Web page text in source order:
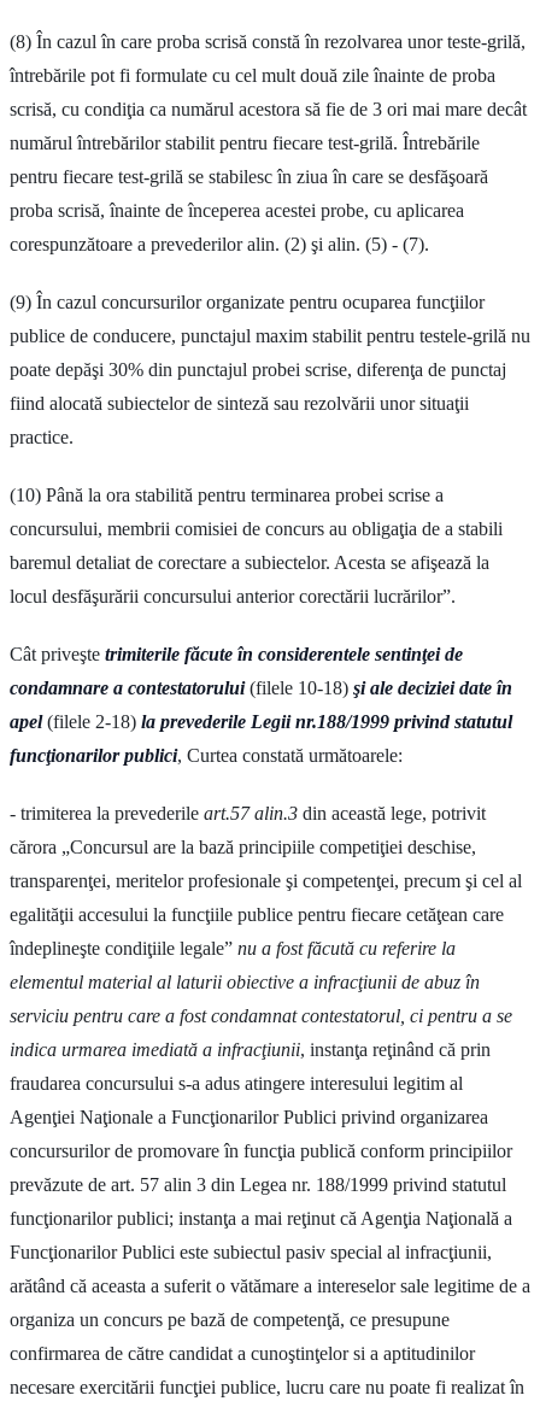
(8) În cazul în care proba scrisă constă în rezolvarea unor teste-grilă,
întrebările pot fi formulate cu cel mult două zile înainte de proba
scrisă, cu condiţia ca numărul acestora să fie de 3 ori mai mare decât
numărul întrebărilor stabilit pentru fiecare test-grilă. Întrebările
pentru fiecare test-grilă se stabilesc în ziua în care se desfăşoară
proba scrisă, înainte de începerea acestei probe, cu aplicarea
corespunzătoare a prevederilor alin. (2) şi alin. (5) - (7).
(9) În cazul concursurilor organizate pentru ocuparea funcţiilor
publice de conducere, punctajul maxim stabilit pentru testele-grilă nu
poate depăşi 30% din punctajul probei scrise, diferenţa de punctaj
fiind alocată subiectelor de sinteză sau rezolvării unor situaţii
practice.
(10) Până la ora stabilită pentru terminarea probei scrise a
concursului, membrii comisiei de concurs au obligaţia de a stabili
baremul detaliat de corectare a subiectelor. Acesta se afişează la
locul desfăşurării concursului anterior corectării lucrărilor”.
Cât priveşte trimiterile făcute în considerentele sentinţei de
condamnare a contestatorului(filele 10-18) şi ale deciziei date în
apel(filele 2-18) la prevederile Legii nr.188/1999 privind statutul
funcţionarilor publici, Curtea constată următoarele:
- trimiterea la prevederile art.57 alin.3 din această lege, potrivit
cărora „Concursul are la bază principiile competiţiei deschise,
transparenţei, meritelor profesionale şi competenţei, precum şi cel al
egalităţii accesului la funcţiile publice pentru fiecare cetăţean care
îndeplineşte condiţiile legale” nu a fost făcută cu referire la
elementul material al laturii obiective a infracţiunii de abuz în
serviciu pentru care a fost condamnat contestatorul, ci pentru a se
indica urmarea imediată a infracţiunii, instanţa reţinând că prin
fraudarea concursului s-a adus atingere interesului legitim al
Agenţiei Naţionale a Funcţionarilor Publici privind organizarea
concursurilor de promovare în funcţia publică conform principiilor
prevăzute de art. 57 alin 3 din Legea nr. 188/1999 privind statutul
funcţionarilor publici; instanţa a mai reţinut că Agenţia Naţională a
Funcţionarilor Publici este subiectul pasiv special al infracţiunii,
arătând că aceasta a suferit o vătămare a intereselor sale legitime de a
organiza un concurs pe bază de competenţă, ce presupune
confirmarea de către candidat a cunoştinţelor si a aptitudinilor
necesare exercitării funcţiei publice, lucru care nu poate fi realizat în